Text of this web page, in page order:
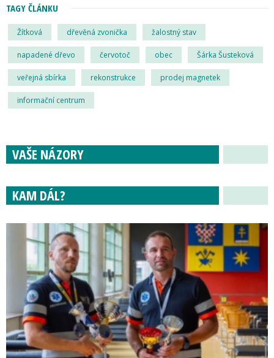
TAGY ČLÁNKU
Žítková dřevěná zvonička žalostný stav
napadené dřevo červotoč obec Šárka Šusteková
veřejná sbírka rekonstrukce prodej magnetek
informační centrum
VAŠE NÁZORY
KAM DÁL?